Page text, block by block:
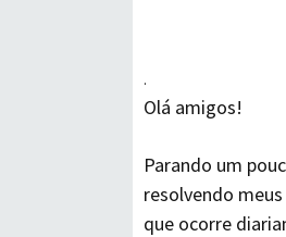
.
Olá amigos!
Parando um
resolvendo
que ocorre